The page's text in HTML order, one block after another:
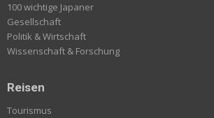
100 wichtige Japaner
Gesellschaft
Politik & Wirtschaft
Wissenschaft & Forschung
Reisen
Tourismus